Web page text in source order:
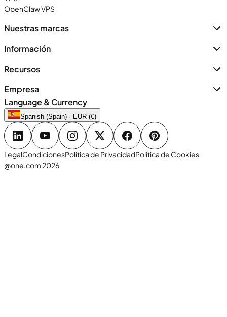
OpenClaw VPS
Nuestras marcas
Información
Recursos
Empresa
Language & Currency
Spanish (Spain) · EUR (€)
LegalCondicionesPolítica de PrivacidadPolítica de Cookies
@one.com 2026